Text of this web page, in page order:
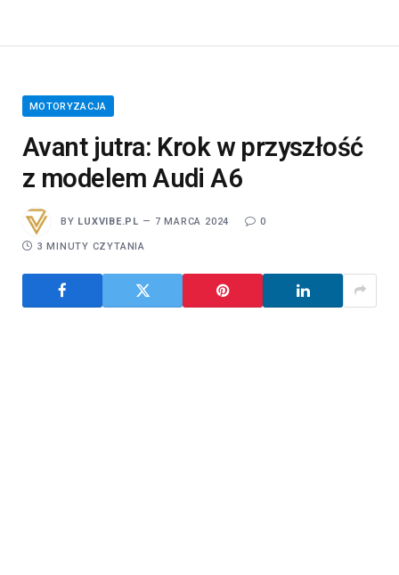
MOTORYZACJA
Avant jutra: Krok w przyszłość
z modelem Audi A6
BY LUXVIBE.PL 7 MARCA 2024 0
3 MINUTY CZYTANIA